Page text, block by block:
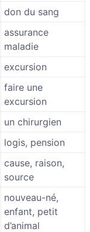
don du sang
assurance
maladie
excursion
faire une
excursion
un chirurgien
logis, pension
cause, raison,
source
nouveau-né,
enfant, petit
d’animal